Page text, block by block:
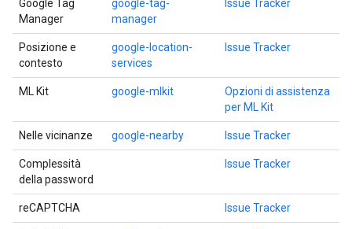
Google Tag
Manager
google-tag-
manager
Issue Tracker
Posizione e
contesto
google-location-
services
Issue Tracker
ML Kit google-mlkit
Opzioni di assistenza
per ML Kit
Nelle vicinanze google-nearby Issue Tracker
Complessità
della password
Issue Tracker
reCAPTCHA Issue Tracker